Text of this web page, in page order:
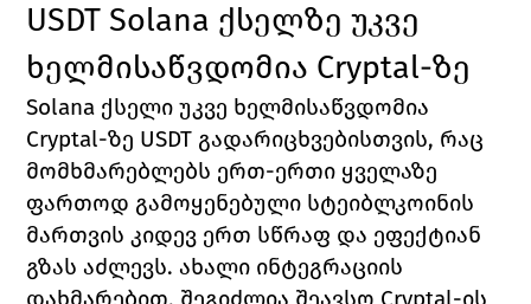
USDT Solana ქსელზე უკვე
ხელმისაწვდომია Cryptal-ზე
Solana ქსელი უკვე ხელმისაწვდომია
Cryptal-ზე USDT გადარიცხვებისთვის, რაც
მომხმარებლებს ერთ-ერთი ყველაზე
ფართოდ გამოყენებული სტეიბლკოინის
მართვის კიდევ ერთ სწრაფ და ეფექტიან
გზას აძლევს. ახალი ინტეგრაციის